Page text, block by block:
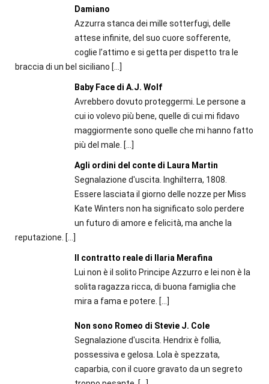
Damiano
Azzurra stanca dei mille sotterfugi, delle
attese infinite, del suo cuore sofferente,
coglie l’attimo e si getta per dispetto tra le
braccia di un bel siciliano […]
Baby Face di A.J. Wolf
Avrebbero dovuto proteggermi. Le persone a
cui io volevo più bene, quelle di cui mi fidavo
maggiormente sono quelle che mi hanno fatto
più del male. […]
Agli ordini del conte di Laura Martin
Segnalazione d'uscita. Inghilterra, 1808.
Essere lasciata il giorno delle nozze per Miss
Kate Winters non ha significato solo perdere
un futuro di amore e felicità, ma anche la
reputazione. […]
Il contratto reale di Ilaria Merafina
Lui non è il solito Principe Azzurro e lei non è la
solita ragazza ricca, di buona famiglia che
mira a fama e potere. […]
Non sono Romeo di Stevie J. Cole
Segnalazione d'uscita. Hendrix è follia,
possessiva e gelosa. Lola è spezzata,
caparbia, con il cuore gravato da un segreto